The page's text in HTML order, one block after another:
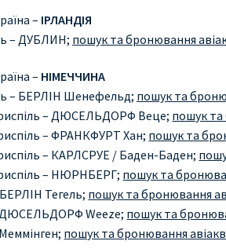
– ІРЛАНДІЯ
– ДУБЛИН; пошук та бронювання
– НІМЕЧЧИНА
– БЕРЛІН Шенефельд; пошук та
– ДЮСЕЛЬДОРФ Веце; пошук та
– ФРАНКФУРТ Хан; пошук та
– КАРЛСРУЕ / Баден-Баден;
– НЮРНБЕРГ; пошук та
Тегель; пошук та бронювання
ДЮСЕЛЬДОРФ Weeze; пошук та
пошук та бронювання